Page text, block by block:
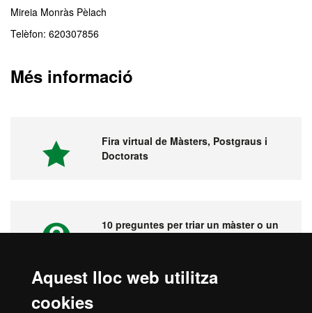
Aquest lloc web utilitza
cookies
Mireia Monràs Pèlach
Telèfon: 620307856
Més informació
Fira virtual de Màsters, Postgraus i
Doctorats
10 preguntes per triar un màster o un